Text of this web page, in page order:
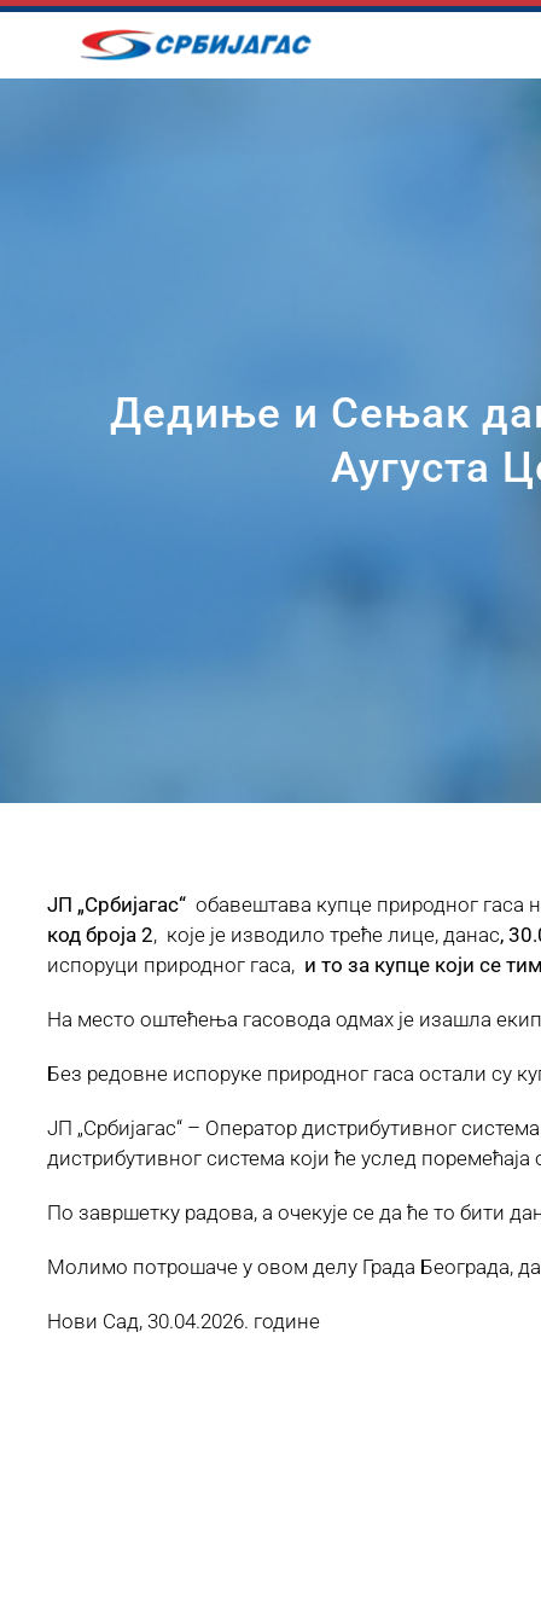
Skip
content
Дедиње и Сењак
Аугуста
ЈП „Србијагас“ обавештава купце природног гаса
код броја 2, које је изводило треће лице, данас,
испоруци природног гаса, и то за купце који се
На место оштећења гасовода одмах је изашла
Без редовне испоруке природног гаса остали су
ЈП „Србијагас“ – Оператор дистрибутивног
дистрибутивног система који ће услед
По завршетку радова, а очекује се да ће то бити
Молимо потрошаче у овом делу Града Београда,
Нови Сад, 30.04.2026. године Служба